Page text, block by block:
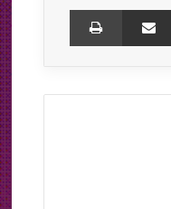
اشتراک گذاری از طریق ایمیل
نظام